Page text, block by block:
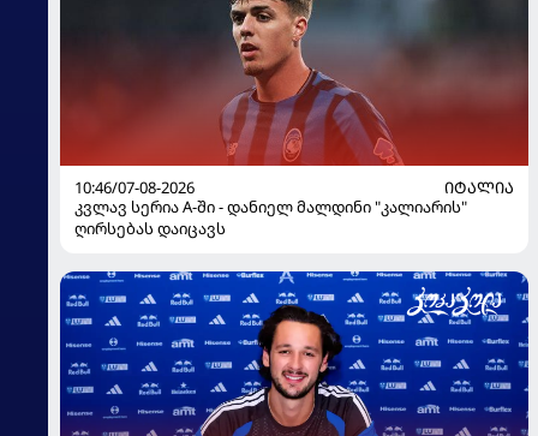
10:46/07-08-2026
ᲘᲢᲐᲚᲘᲐ
კვლავ სერია A-ში - დანიელ მალდინი "კალიარის"
ღირსებას დაიცავს